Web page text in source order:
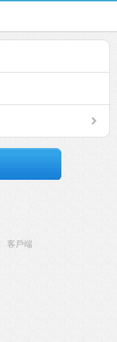
客戶端